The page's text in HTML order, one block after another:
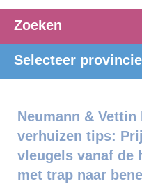
Zoeken
Selecteer provincie
Neumann & Vettin
verhuizen tips:
vleugels vanaf de
met trap naar